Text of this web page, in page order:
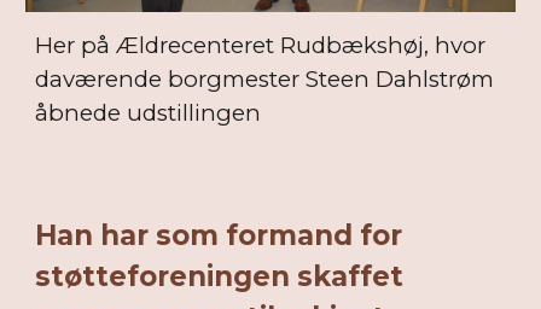
Her på Ældrecenteret Rudbækshøj, hvor
daværende borgmester Steen Dahlstrøm
åbnede udstillingen
Han har som formand for
støtteforeningen skaffet